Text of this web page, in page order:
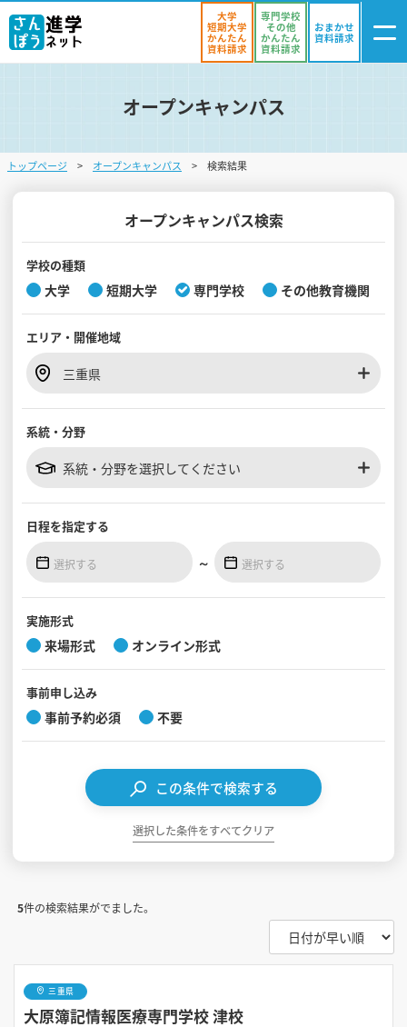
ログイン
気になる
学校を探す
オープンキャンパスを探す
入試・受験入門
お役立ち情報
見学会WEB手引書
大学
短期大学
かんたん
資料請求
専門学校
その他
かんたん
資料請求
おまかせ
資料請求
オープンキャンパス
トップページ オープンキャンパス 検索結果
オープンキャンパス検索
学校の種類
大学 短期大学 専門学校 その他教育機関
エリア・ 開催地域
三重県
系統・分野
系統・分野を選択してください
日程を指定する
～
実施形式
来場形式 オンライン形式
事前申し込み
事前予約必須 不要
この条件で検索する
選択した条件をすべてクリア
5件の検索結果がでました。
三重県
大原簿記情報医療専門学校 津校